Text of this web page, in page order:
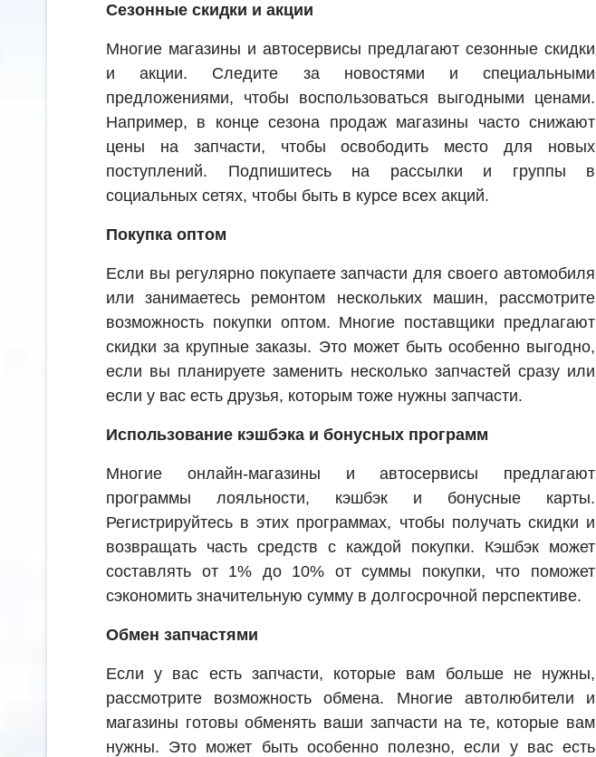
Сезонные скидки и акции
Многие магазины и автосервисы предлагают сезонные скидки
и акции. Следите за новостями и специальными
предложениями, чтобы воспользоваться выгодными ценами.
Например, в конце сезона продаж магазины часто снижают
цены на запчасти, чтобы освободить место для новых
поступлений. Подпишитесь на рассылки и группы в
социальных сетях, чтобы быть в курсе всех акций.
Покупка оптом
Если вы регулярно покупаете запчасти для своего автомобиля
или занимаетесь ремонтом нескольких машин, рассмотрите
возможность покупки оптом. Многие поставщики предлагают
скидки за крупные заказы. Это может быть особенно выгодно,
если вы планируете заменить несколько запчастей сразу или
если у вас есть друзья, которым тоже нужны запчасти.
Использование кэшбэка и бонусных программ
Многие онлайн-магазины и автосервисы предлагают
программы лояльности, кэшбэк и бонусные карты.
Регистрируйтесь в этих программах, чтобы получать скидки и
возвращать часть средств с каждой покупки. Кэшбэк может
составлять от 1% до 10% от суммы покупки, что поможет
сэкономить значительную сумму в долгосрочной перспективе.
Обмен запчастями
Если у вас есть запчасти, которые вам больше не нужны,
рассмотрите возможность обмена. Многие автолюбители и
магазины готовы обменять ваши запчасти на те, которые вам
нужны. Это может быть особенно полезно, если у вас есть